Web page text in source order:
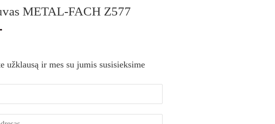
METAL-FACH Z577
užklausą ir mes su jumis susisieksime